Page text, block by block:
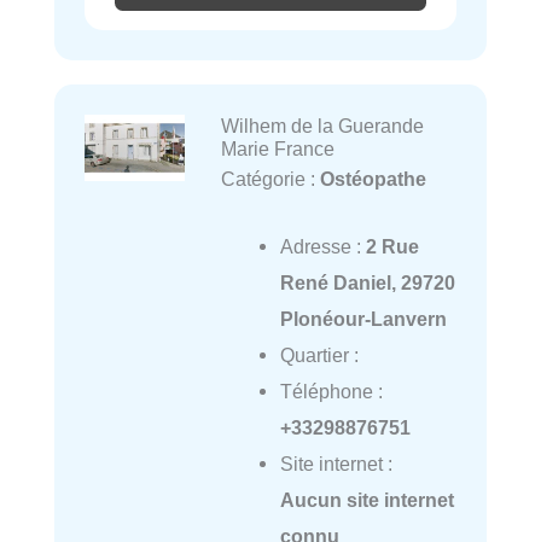
Wilhem de la Guerande
Marie France
Catégorie : Ostéopathe
Adresse : 2 Rue
René Daniel, 29720
Plonéour-Lanvern
Quartier :
Téléphone :
+33298876751
Site internet :
Aucun site internet
connu